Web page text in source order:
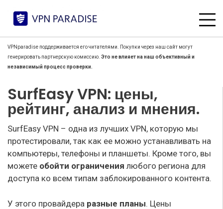
VPNparadise поддерживается его читателями. Покупки через наш сайт могут
генерировать партнерскую комиссию. Это не влияет на наш объективный и
независимый процесс проверки.
SurfEasy VPN: цены,
рейтинг, анализ и мнения.
SurfEasy VPN – одна из лучших VPN, которую мы
протестировали, так как ее можно устанавливать на
компьютеры, телефоны и планшеты. Кроме того, вы
можете обойти ограничения любого региона для
доступа ко всем типам заблокированного контента.
У этого провайдера разные планы. Цены